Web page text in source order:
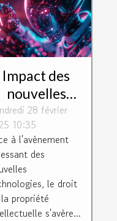
Impact des
nouvelles
le droit de
la propriété
28 février
10:35
à l'avènement
des
le droit
propriété
s'avère...